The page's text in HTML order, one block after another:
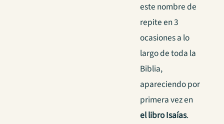
este nombre de
repite en 3
ocasiones a lo
largo de toda la
Biblia,
apareciendo por
primera vez en
el libro Isaías.